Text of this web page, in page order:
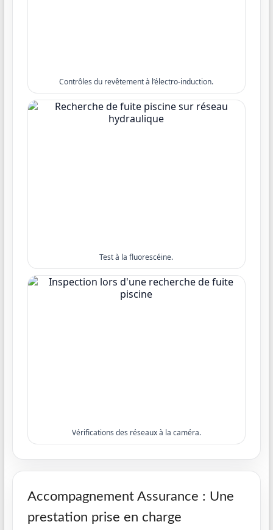
Contrôles du revêtement à l’électro-induction.
Test à la fluorescéine.
Vérifications des réseaux à la caméra.
Accompagnement Assurance : Une
prestation prise en charge